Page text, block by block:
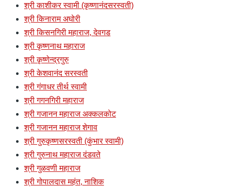
श्री काशीकर स्वामी (कृष्णानंदसरस्वती)
श्री किनाराम अघोरी
श्री किसनगिरी महाराज, देवगड
श्री कृष्णनाथ महाराज
श्री कृष्णेन्द्रगुरु
श्री केशवानंद सरस्वती
श्री गंगाधर तीर्थ स्वामी
श्री गगनगिरी महाराज
श्री गजानन महाराज अक्कलकोट
श्री गजानन महाराज शेगाव
श्री गुरुकृष्णसरस्वती (कुंभार स्वामी)
श्री गुरुनाथ महाराज दंडवते
श्री गुळवणी महाराज
श्री गोपालदास महंत, नाशिक